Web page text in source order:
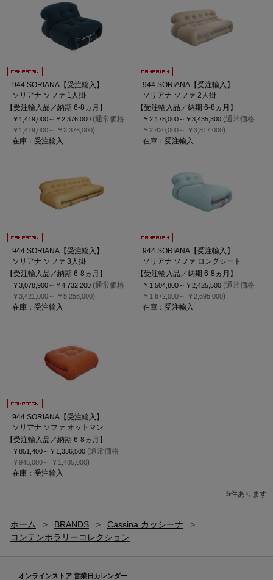
944 SORIANA【受注輸入】
ソリアナ ソファ 1人掛
【受注輸入品／納期 6-8ヵ月】
￥1,419,000～ ￥2,376,000 (通常価格
￥1,419,000～ ￥2,376,000)
在庫：受注輸入
944 SORIANA【受注輸入】
ソリアナ ソファ 2人掛
【受注輸入品／納期 6-8ヵ月】
￥2,178,000～ ￥3,435,300 (通常価格
￥2,420,000～ ￥3,817,000)
在庫：受注輸入
944 SORIANA【受注輸入】
ソリアナ ソファ 3人掛
【受注輸入品／納期 6-8ヵ月】
￥3,078,900～ ￥4,732,200 (通常価格
￥3,421,000～ ￥5,258,000)
在庫：受注輸入
944 SORIANA【受注輸入】
ソリアナ ソファ ロングシート
【受注輸入品／納期 6-8ヵ月】
￥1,504,800～ ￥2,425,500 (通常価格
￥1,672,000～ ￥2,695,000)
在庫：受注輸入
944 SORIANA【受注輸入】
ソリアナ ソファ オットマン
【受注輸入品／納期 6-8ヵ月】
￥851,400～ ￥1,336,500 (通常価格
￥946,000～ ￥1,485,000)
在庫：受注輸入
5件あります
ホーム > BRANDS > Cassina カッシーナ
>
コンテンポラリーコレクション
オンラインストア 営業日カレンダー